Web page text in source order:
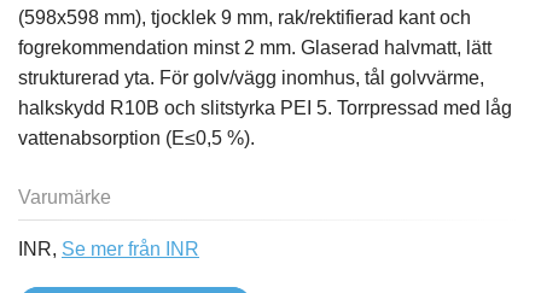
(598x598 mm), tjocklek 9 mm, rak/rektifierad kant och
fogrekommendation minst 2 mm. Glaserad halvmatt, lätt
strukturerad yta. För golv/vägg inomhus, tål golvvärme,
halkskydd R10B och slitstyrka PEI 5. Torrpressad med låg
vattenabsorption (E≤0,5 %).
Varumärke
INR, Se mer från INR